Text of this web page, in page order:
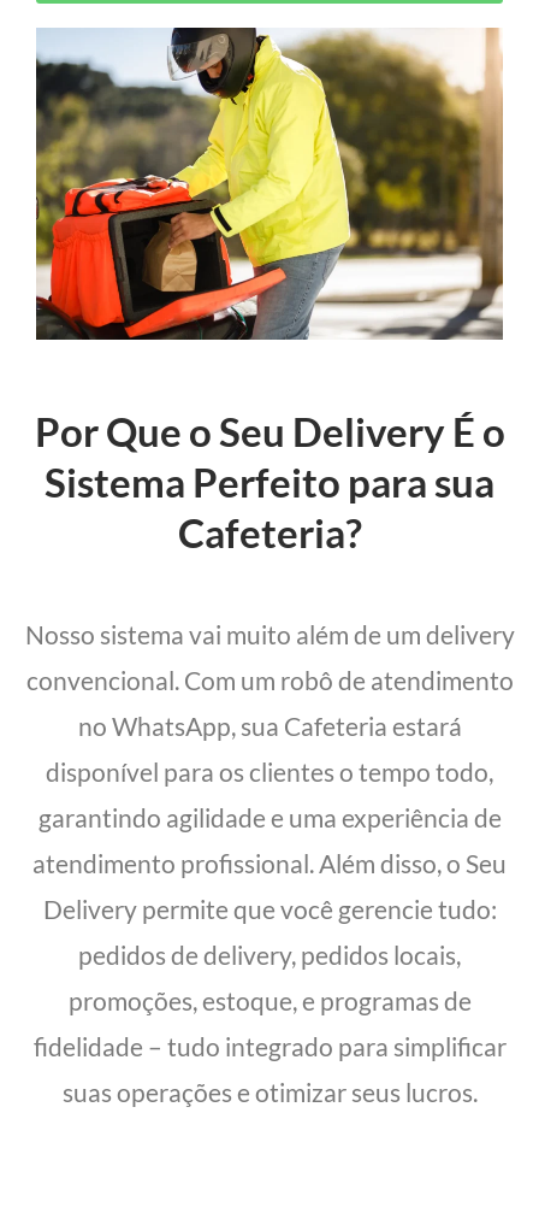
Por Que o Seu Delivery É o
Sistema Perfeito para sua
Cafeteria?
Nosso sistema vai muito além de um delivery
convencional. Com um robô de atendimento
no WhatsApp, sua Cafeteria estará
disponível para os clientes o tempo todo,
garantindo agilidade e uma experiência de
atendimento profissional. Além disso, o Seu
Delivery permite que você gerencie tudo:
pedidos de delivery, pedidos locais,
promoções, estoque, e programas de
fidelidade – tudo integrado para simplificar
suas operações e otimizar seus lucros.